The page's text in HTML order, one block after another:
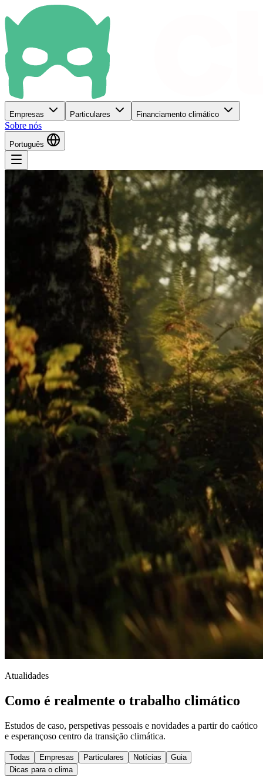
Empresas Particulares Financiamento climático
Sobre nós
Português
Atualidades
Como é realmente o trabalho climático
Estudos de caso, perspetivas pessoais e novidades a partir do caótico
e esperançoso centro da transição climática.
Todas Empresas Particulares Notícias
Guia
Dicas para o clima